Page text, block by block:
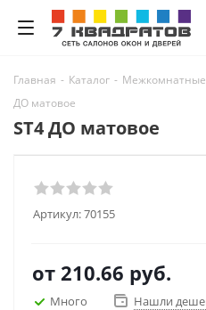
Главная - Каталог -
ДО матовое
ST4 ДО матовое
Артикул:70155
от 210.66 руб.
Много
Нашли